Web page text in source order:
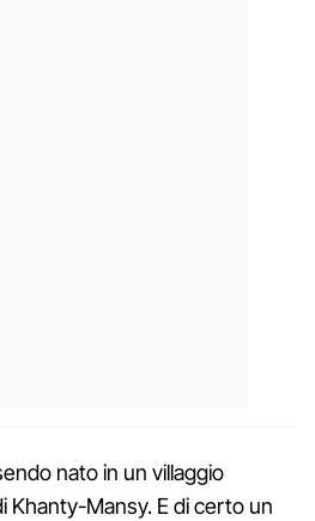
nato in un villaggio
Khanty-Mansy. E di certo un